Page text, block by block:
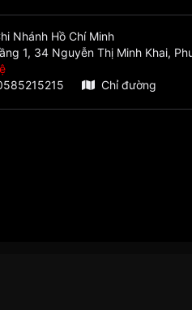
Nhánh Hồ Chí Minh
1, 34 Nguyễn Thị Minh Khai,
Chỉ đường